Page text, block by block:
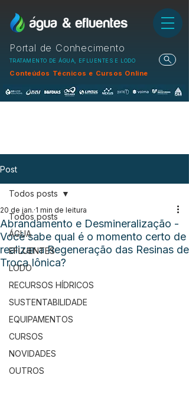
Portal de Conhecimento
TRATAMENTO DE ÁGUA, EFLUENTES E LODO
Conteúdos Técnicos e Cursos Online
Post
Todos posts
ÁGUA
EFLUENTES
LODO
RECURSOS HÍDRICOS
SUSTENTABILIDADE
EQUIPAMENTOS
CURSOS
NOVIDADES
OUTROS
Todos posts
Abrandamento e Desmineralização -
Você sabe qual é o momento certo de
realizar a Regeneração das Resinas de
Troca Iônica?
20 de jan. 1 min de leitura